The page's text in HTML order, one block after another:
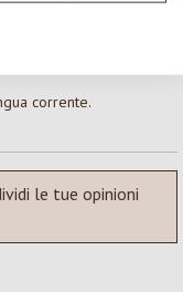
corrente.
le tue opinioni